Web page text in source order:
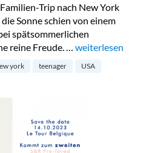
Trip nach New York
Sonne schien von einem
spätsommerlichen
reine Freude. … „New York mit
weiterlesen
york teenager USA